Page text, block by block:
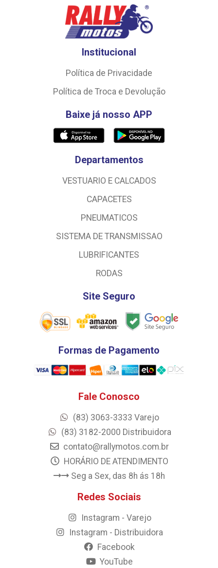
Institucional
Política de Privacidade
Política de Troca e Devolução
Baixe já nosso APP
Departamentos
VESTUARIO E CALCADOS
CAPACETES
PNEUMATICOS
SISTEMA DE TRANSMISSAO
LUBRIFICANTES
RODAS
Site Seguro
Formas de Pagamento
Fale Conosco
(83) 3063-3333 Varejo
(83) 3182-2000 Distribuidora
contato@rallymotos.com.br
HORÁRIO DE ATENDIMENTO
Seg a Sex, das 8h ás 18h
Redes Sociais
Instagram - Varejo
Instagram - Distribuidora
Facebook
YouTube